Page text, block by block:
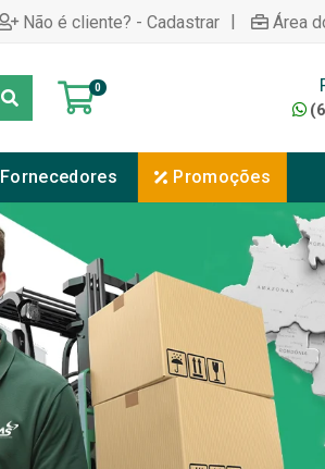
Não é cliente? - Cadastrar | Área
0
Fornecedores Promoções